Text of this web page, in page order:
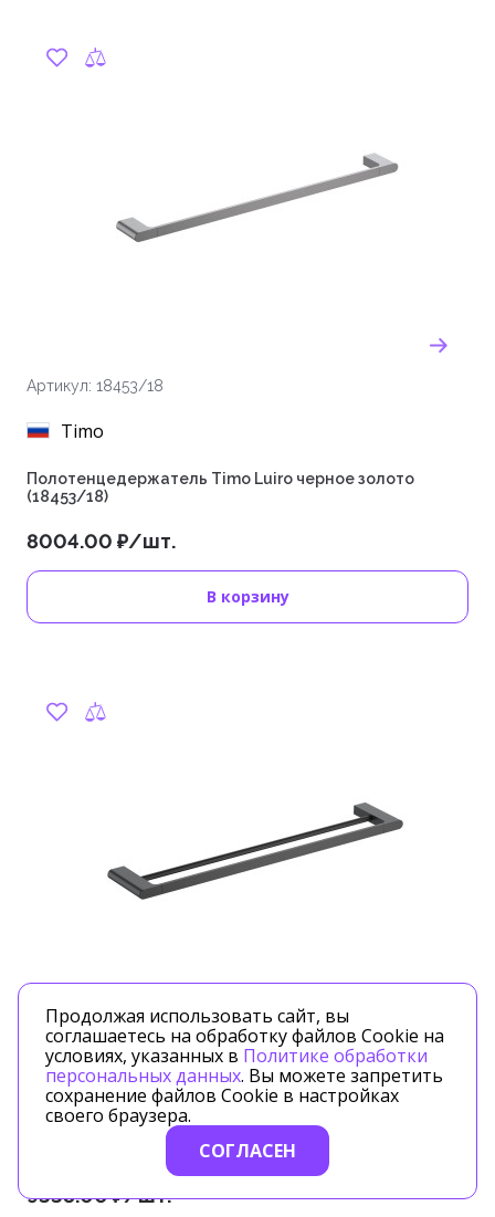
Артикул: 18453/18
Timo
Полотенцедержатель Timo Luiro черное золото
(18453/18)
8004.00 ₽/шт.
В корзину
Артикул: 18456/03
Timo
Полотенцедержатель двойной Timo Luiro черный
9338.00 ₽/шт.
Продолжая использовать сайт, вы
соглашаетесь на обработку файлов Cookie на
условиях, указанных в Политике обработки
персональных данных. Вы можете запретить
сохранение файлов Cookie в настройках
своего браузера.
СОГЛАСЕН